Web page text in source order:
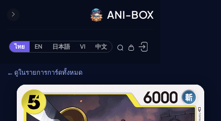
ANI-BOX
ไทย EN 日本語 VI 中文
ปิด
ONE PIECE
Collection
Deck Builder
My-Collection
← ดูในรายการการ์ดทั้งหมด